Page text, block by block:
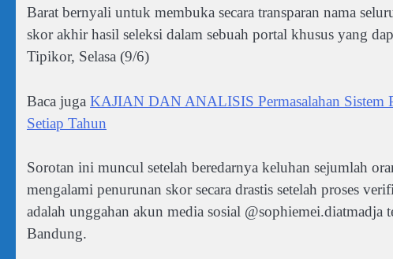
Barat bernyali untuk membuka secara transparan nama
skor akhir hasil seleksi dalam sebuah portal khusus yang
Tipikor, Selasa (9/6)
Baca juga KAJIAN DAN ANALISIS Permasalahan Sistem
Setiap Tahun
Sorotan ini muncul setelah beredarnya keluhan sejumlah
mengalami penurunan skor secara drastis setelah proses
adalah unggahan akun media sosial
Bandung.